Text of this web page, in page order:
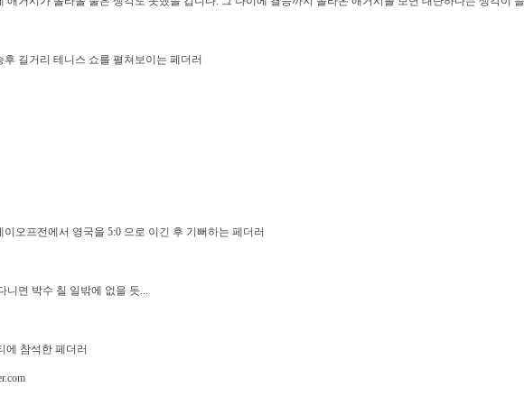
후 길거리 테니스 쇼를 펼쳐보이는 페더러
오프전에서 영국을 5:0 으로 이긴 후 기뻐하는 페더러
니면 박수 칠 일밖에 없을 듯...
에 참석한 페더러